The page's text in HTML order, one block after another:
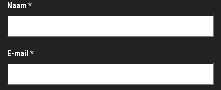
Naam *
E-mail *